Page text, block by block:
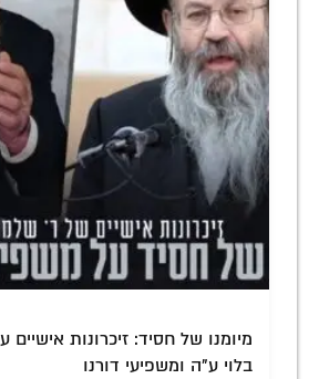
מיומנו של חסיד: זיכרונות אישיים
בלוי ע"ה ומשפיעי דורנו